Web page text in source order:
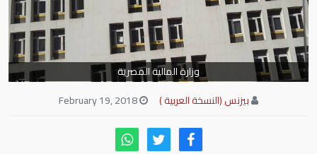
وزارة المالية المصرية
بيزنس (النسخة العربية )